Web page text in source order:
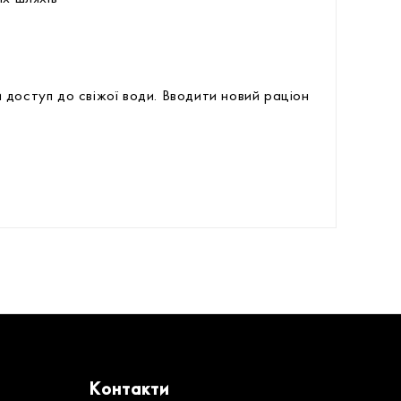
до свіжої води. Вводити новий раціон
Контакти